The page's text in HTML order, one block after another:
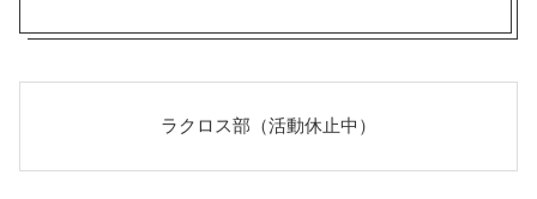
ラクロス部（活動休止中）